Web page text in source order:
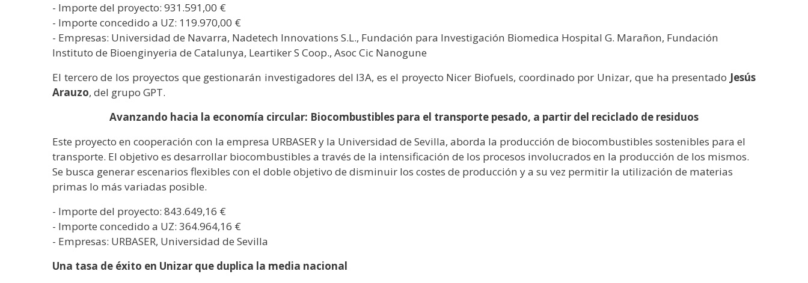
- Importe del proyecto: 931.591,00 €
- Importe concedido a UZ: 119.970,00 €
- Empresas: Universidad de Navarra, Nadetech Innovations S.L., Fundación para Investigación Biomedica Hospital G. Marañon, Fundación
Instituto de Bioenginyeria de Catalunya, Leartiker S Coop., Asoc Cic Nanogune
El tercero de los proyectos que gestionarán investigadores del I3A, es el proyecto Nicer Biofuels, coordinado por Unizar, que ha presentado Jesús
Arauzo, del grupo GPT.
Avanzando hacia la economía circular: Biocombustibles para el transporte pesado, a partir del reciclado de residuos
Este proyecto en cooperación con la empresa URBASER y la Universidad de Sevilla, aborda la producción de biocombustibles sostenibles para el
transporte. El objetivo es desarrollar biocombustibles a través de la intensificación de los procesos involucrados en la producción de los mismos.
Se busca generar escenarios flexibles con el doble objetivo de disminuir los costes de producción y a su vez permitir la utilización de materias
primas lo más variadas posible.
- Importe del proyecto: 843.649,16 €
- Importe concedido a UZ: 364.964,16 €
- Empresas: URBASER, Universidad de Sevilla
Una tasa de éxito en Unizar que duplica la media nacional